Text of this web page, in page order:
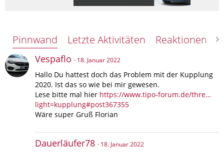
Pinnwand Letzte Aktivitäten Reaktionen
Vespaflo 18. Januar 2022
Hallo Du hattest doch das Problem mit der Kupplung
2020. Ist das so wie bei mir gewesen.
Lese bitte mal hier https://www.tipo-forum.de/thre…
light=kupplung#post367355
Wäre super Gruß Florian
Dauerläufer78 18. Januar 2022